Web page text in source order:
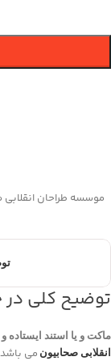
موسسه طراحان
توضیح کلی
ماکت و یا استند ایستاده
انقلابی صحابیون می